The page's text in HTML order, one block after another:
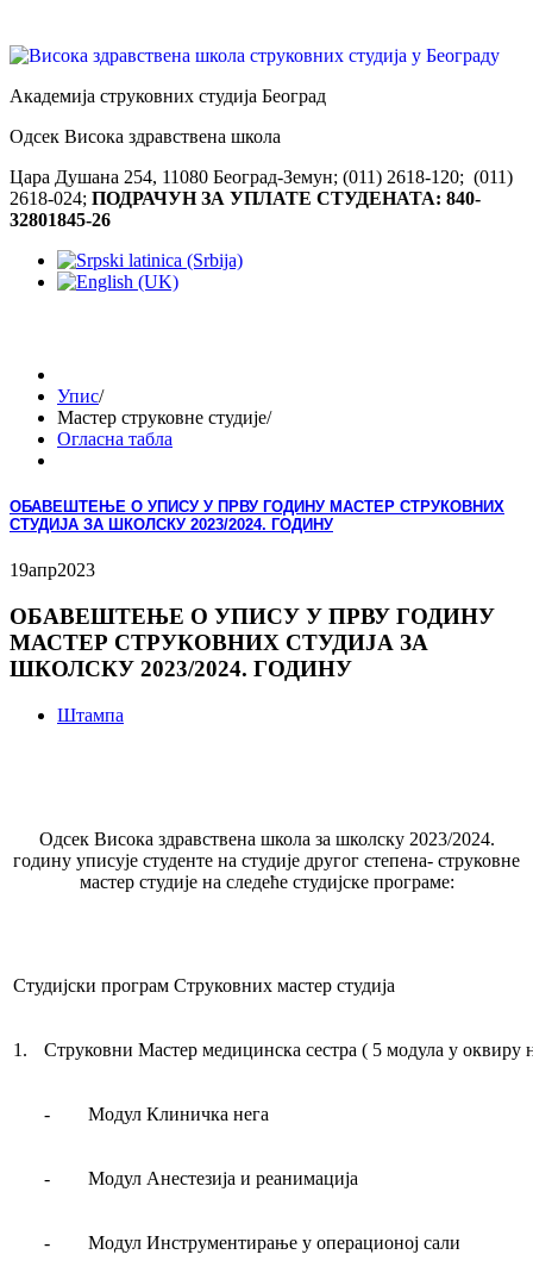
Академија струковних студија Београд
Одсек Висока здравствена школа
Цара Душана 254, 11080 Београд-Земун; (011) 2618-120; (011)
2618-024; ПОДРАЧУН ЗА УПЛАТЕ СТУДЕНАТА: 840-
32801845-26
Упис/
Мастер струковне студије/
Огласна табла
ОБАВЕШТЕЊЕ О УПИСУ У ПРВУ ГОДИНУ МАСТЕР СТРУКОВНИХ
СТУДИЈА ЗА ШКОЛСКУ 2023/2024. ГОДИНУ
19апр2023
ОБАВЕШТЕЊЕ О УПИСУ У ПРВУ ГОДИНУ
МАСТЕР СТРУКОВНИХ СТУДИЈА ЗА
ШКОЛСКУ 2023/2024. ГОДИНУ
Штампа
Одсек Висока здравствена школа за школску 2023/2024.
годину уписује студенте на студије другог степена- струковне
мастер студије на следеће студијске програме:
Студијски програм Струковних мастер студија
1. Струковни Мастер медицинска сестра ( 5 модула у оквиру
- Модул Клиничка нега
- Модул Анестезија и реанимација
- Модул Инструментирање у операционој сали